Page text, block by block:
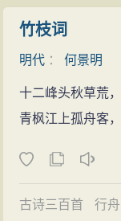
士。按理何景明
以没有成为庶吉士
弘治十七年（
舍人。中书舍人
好者、有德者任
后回京。何景明
上书首辅要求制
他热爱自己的家
说：“景明志操
有国士风。”
竹枝词
明代 ：何景明
十二峰头秋草荒
青枫江上孤舟客
古诗三百首 行舟